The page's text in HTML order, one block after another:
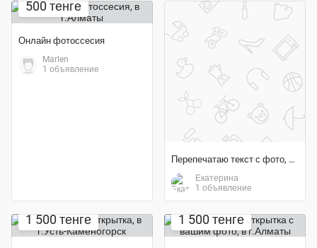
500 тенге
Онлайн фотоссесия
Marlen
1 объявление
Перепечатаю текст с фото, скана и аудио в Word
Екатерина
1 объявление
1 500 тенге 1 500 тенге